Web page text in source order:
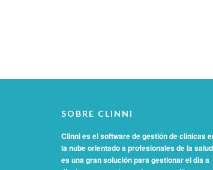
SOBRE CLINNI
Clinni es el software de gestión de clínicas
la nube orientado a profesionales de la
es una gran solución para gestionar el día a